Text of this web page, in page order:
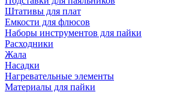
Штативы для плат
Емкости для флюсов
Наборы инструментов для пайки
Расходники
Жала
Насадки
Нагревательные элементы
Материалы для пайки